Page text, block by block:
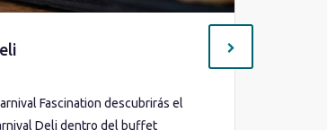
Fascination descubrirás el
Deli dentro del buffet